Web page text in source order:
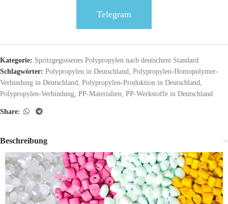
Telegram
Kategorie: Spritzgegossenes Polypropylen nach deutschem Standard
Schlagwörter: Polypropylen in Deutschland, Polypropylen-Homopolymer-
Verbindung in Deutschland, Polypropylen-Produktion in Deutschland,
Polypropylen-Verbindung, PP-Materialien, PP-Werkstoffe in Deutschland
Share:
Beschreibung